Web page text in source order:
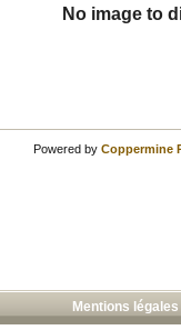
No image to
Powered by Coppermine
Mentions légales